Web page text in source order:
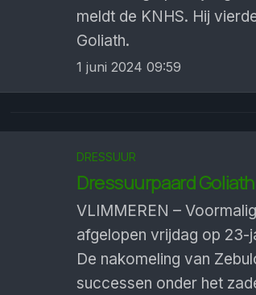
meldt de KNHS. Hij
Goliath.
1 juni 2024 09:59
DRESSUUR
Dressuurpaard
VLIMMEREN –
afgelopen vrijdag op 23-
De nakomeling van
successen onder het